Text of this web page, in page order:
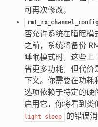
可再次修改。
否允许系统在睡眠模
之前，系统将备份
睡眠模式时，这些上
省更多功耗，但代价
下文。你需要在功
选项依赖于特定的硬
启用它，你将看到类
light
sleep 的错误消